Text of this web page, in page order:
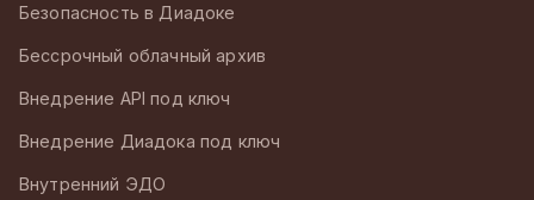
Безопасность в Диадоке
Бессрочный облачный архив
Внедрение API под ключ
Внедрение Диадока под ключ
Внутренний ЭДО